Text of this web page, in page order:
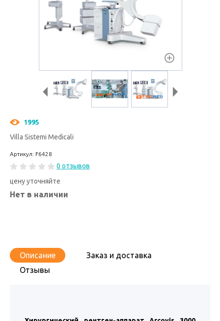
1995
Villa Sistemi Medicali
Артикул: F6428
0 отзывов
цену уточняйте
Нет в наличии
Описание
Заказ и доставка
Отзывы